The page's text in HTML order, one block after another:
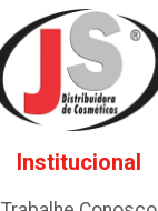
Institucional